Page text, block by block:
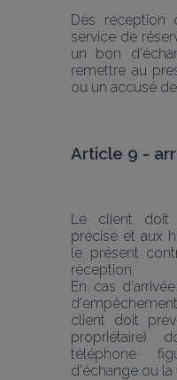
Dès réception
service de
un bon
remettre au
ou un accusé
Article 9 -
Le client doit
précisé et aux
le présent
réception.
En cas
client doit
propriétaire)
téléphone
d'échange ou